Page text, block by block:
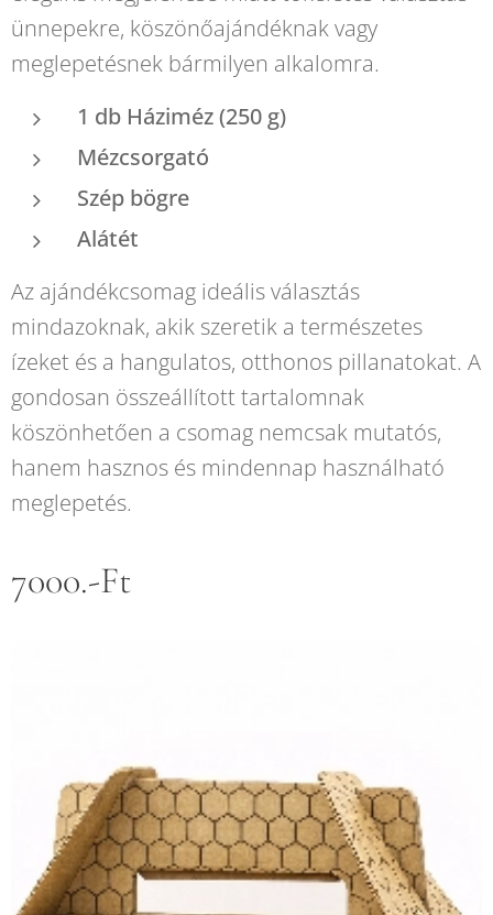
ünnepekre, köszönőajándéknak vagy
meglepetésnek bármilyen alkalomra.
1 db Háziméz (250 g)
Mézcsorgató
Szép bögre
Alátét
Az ajándékcsomag ideális választás
mindazoknak, akik szeretik a természetes
ízeket és a hangulatos, otthonos pillanatokat. A
gondosan összeállított tartalomnak
köszönhetően a csomag nemcsak mutatós,
hanem hasznos és mindennap használható
meglepetés.
7000.-Ft